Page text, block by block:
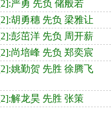
严勇 先负 储般若
胡勇穗 先负 梁雅让
彭茁洋 先负 周开薪
尚培峰 先负 郑奕宸
姚勤贺 先胜 徐腾飞
解龙昊 先胜 张策